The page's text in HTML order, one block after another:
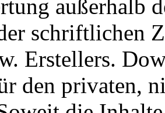
außerhalb
schriftlichen
Erstellers.
den privaten,